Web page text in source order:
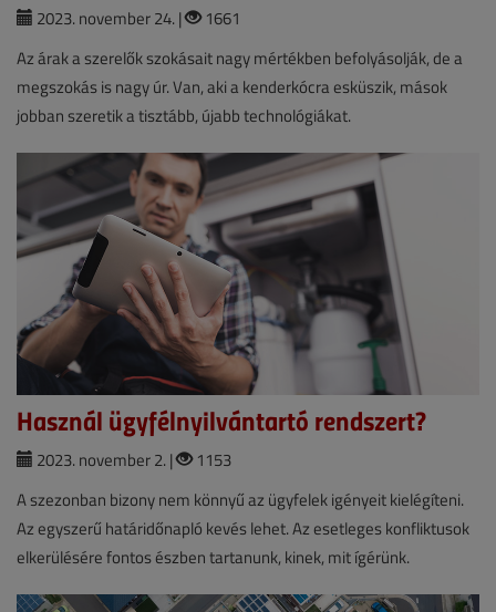
2023. november 24. |
1661
Az árak a szerelők szokásait nagy mértékben befolyásolják, de a
megszokás is nagy úr. Van, aki a kenderkócra esküszik, mások
jobban szeretik a tisztább, újabb technológiákat.
Használ ügyfélnyilvántartó rendszert?
2023. november 2. |
1153
A szezonban bizony nem könnyű az ügyfelek igényeit kielégíteni.
Az egyszerű határidőnapló kevés lehet. Az esetleges konfliktusok
elkerülésére fontos észben tartanunk, kinek, mit ígérünk.